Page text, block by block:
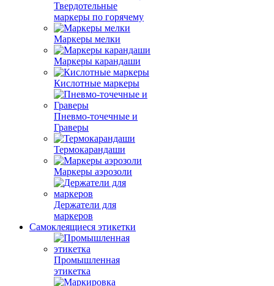
Твердотельные
маркеры по горячему
Маркеры мелки
Маркеры карандаши
Кислотные маркеры
Пневмо-точечные и
Граверы
Термокарандаши
Маркеры аэрозоли
Держатели для
маркеров
Самоклеящиеся этикетки
Промышленная
этикетка